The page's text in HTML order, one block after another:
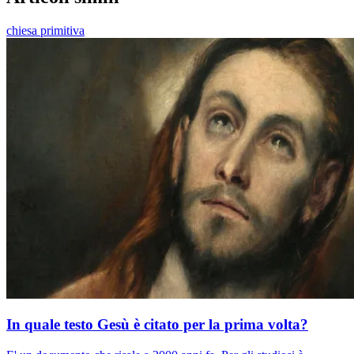
chiesa primitiva
In quale testo Gesù è citato per la prima volta?